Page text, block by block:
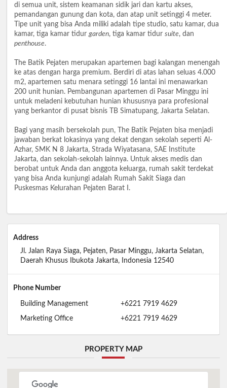
di semua unit, sistem keamanan sidik jari dan kartu akses,
pemandangan gunung dan kota, dan atap unit setinggi 4 meter.
Tipe unit yang bisa Anda miliki adalah tipe studio, satu kamar, dua
kamar, tiga kamar tidurgarden, tiga kamar tidur suite, dan
penthouse.
The Batik Pejaten merupakan apartemen bagi kalangan menengah
ke atas dengan harga premium. Berdiri di atas lahan seluas 4.000
m2, apartemen satu menara setinggi 16 lantai ini menawarkan
200 unit hunian. Pembangunan apartemen di Pasar Minggu ini
untuk meladeni kebutuhan hunian khususnya para profesional
yang berkantor di pusat bisnis TB Simatupang, Jakarta Selatan.
Bagi yang masih bersekolah pun, The Batik Pejaten bisa menjadi
jawaban berkat lokasinya yang dekat dengan sekolah seperti Al-
Azhar, SMK N 8 Jakarta, Strada Wiyatasana, SAE Institute
Jakarta, dan sekolah-sekolah lainnya. Untuk akses medis dan
berobat untuk Anda dan anggota keluarga, rumah sakit terdekat
yang bisa Anda kunjungi adalah Rumah Sakit Siaga dan
Puskesmas Kelurahan Pejaten Barat I.
Address
Jl. Jalan Raya Siaga, Pejaten, Pasar Minggu, Jakarta Selatan,
Daerah Khusus Ibukota Jakarta, Indonesia 12540
Phone Number
Building Management +6221 7919 4629
Marketing Office +6221 7919 4629
PROPERTY MAP